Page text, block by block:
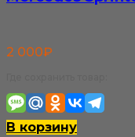
2 000₽
В корзину